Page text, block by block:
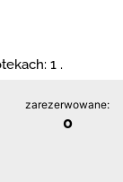
1 .
zarezerwowane:
0